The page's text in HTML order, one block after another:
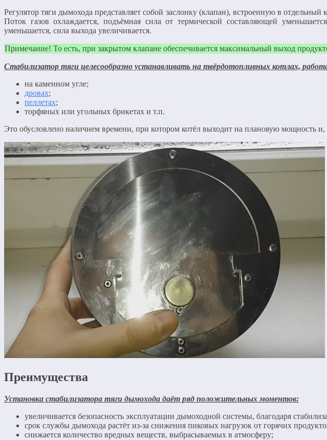
Регулятор тяги дымохода представляет собой заслонку (клапан), встроенную в
Поток газов охлаждается, подъёмная сила от термической составляющей
уменьшается, сила выхода увеличивается.
Примечание! То есть, при закрытом клапане обеспечивается максимальный выход
Стабилизатор тяги целесообразно устанавливать на твёрдотопливных котлах,
на каменном угле;
дровах;
пеллетах;
торфяных или угольных брикетах и т.п.
Это обусловлено наличием времени, при котором котёл выходит на плановую мощность
Преимущества
Установка стабилизатора тяги дымохода даёт ряд положительных моментов:
увеличивается безопасность эксплуатации дымоходной системы, благодаря
срок службы дымохода растёт из-за снижения пиковых нагрузок от горячих
снижается количество вредных веществ, выбрасываемых в атмосферу;